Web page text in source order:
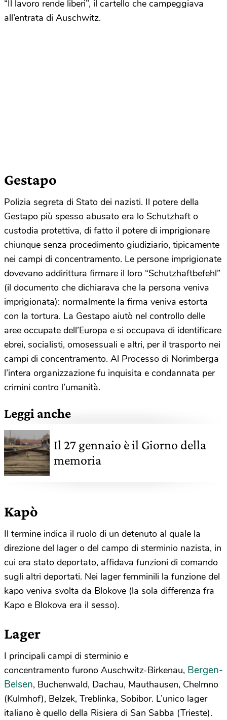
“Il lavoro rende liberi”, il cartello che campeggiava
all’entrata di Auschwitz.
Gestapo
Polizia segreta di Stato dei nazisti. Il potere della
Gestapo più spesso abusato era lo Schutzhaft o
custodia protettiva, di fatto il potere di imprigionare
chiunque senza procedimento giudiziario, tipicamente
nei campi di concentramento. Le persone imprigionate
dovevano addirittura firmare il loro “Schutzhaftbefehl”
(il documento che dichiarava che la persona veniva
imprigionata): normalmente la firma veniva estorta
con la tortura. La Gestapo aiutò nel controllo delle
aree occupate dell’Europa e si occupava di identificare
ebrei, socialisti, omosessuali e altri, per il trasporto nei
campi di concentramento. Al Processo di Norimberga
l’intera organizzazione fu inquisita e condannata per
crimini contro l’umanità.
Leggi anche
Il 27 gennaio è il Giorno della
memoria
Kapò
Il termine indica il ruolo di un detenuto al quale la
direzione del lager o del campo di sterminio nazista, in
cui era stato deportato, affidava funzioni di comando
sugli altri deportati. Nei lager femminili la funzione del
kapo veniva svolta da Blokove (la sola differenza fra
Kapo e Blokova era il sesso).
Lager
I principali campi di sterminio e
concentramento furono Auschwitz-Birkenau, Bergen-
Belsen, Buchenwald, Dachau, Mauthausen, Chelmno
(Kulmhof), Belzek, Treblinka, Sobibor. L’unico lager
italiano è quello della Risiera di San Sabba (Trieste).